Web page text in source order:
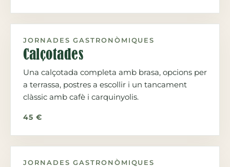
JORNADES GASTRONÒMIQUES
Calçotades
Una calçotada completa amb brasa, opcions per
a terrassa, postres a escollir i un tancament
clàssic amb cafè i carquinyolis.
45 €
JORNADES GASTRONÒMIQUES